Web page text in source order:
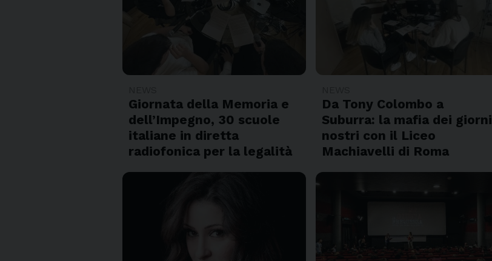
Giornata della Memoria e
dell’Impegno, 30 scuole
italiane in diretta
radiofonica per la legalità
Da Tony Colombo a
Suburra: la mafia dei giorni
nostri con il Liceo
Machiavelli di Roma